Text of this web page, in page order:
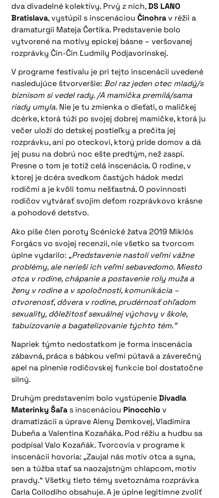
dva divadelné kolektívy. Prvý z nich,DS LANO
Bratislava, vystúpil s inscenáciouČinohrav réžii a
dramaturgii Mateja Čertíka. Predstavenie bolo
vytvorené na motívy epickej básne – veršovanej
rozprávky Čin-Čin Ľudmily Podjavorinskej.
V programe festivalu je pri tejto inscenácii uvedené
nasledujúce štvorveršie:Bol raz jeden otec mladý/s
biznisom si vedel rady. /A mamička premilá/sama
riady umyla. Nie je tu zmienka o dieťati, o maličkej
dcérke, ktorá túži po svojej dobrej mamičke, ktorá ju
večer uloží do detskej postieľky a prečíta jej
rozprávku, ani po oteckovi, ktorý príde domov a dá
jej pusu na dobrú noc ešte predtým, než zaspí.
Presne o tom je totiž celá inscenácia. O rodine, v
ktorej je dcéra svedkom častých hádok medzi
rodičmi a je kvôli tomu nešťastná. O povinnosti
rodičov vytvárať svojim deťom rozprávkovo krásne
a pohodové detstvo.
Ako píše člen poroty Scénické žatva 2019 Miklós
Forgács vo svojej recenzii, nie všetko sa tvorcom
úplne vydarilo: „Predstavenie nastolí veľmi vážne
problémy, ale nerieši ich veľmi sebavedomo. Miesto
otca v rodine, chápanie a postavenie roly muža a
ženy v rodine a v spoločnosti, komunikácia –
otvorenosť, dôvera v rodine, prudérnosť ohľadom
sexuality, dôležitosť sexuálnej výchovy v škole,
tabuizovanie a bagatelizovanie týchto tém.“
Napriek týmto nedostatkom je forma inscenácia
zábavná, práca s bábkou veľmi pútavá a záverečný
apel na plnenie rodičovskej funkcie bol dostatočne
silný.
Druhým predstavením bolo vystúpenieDivadla
Materinky Šaľa s inscenáciou Pinocchio v
dramatizácii a úprave Aleny Demkovej, Vladimíra
Dubeňa a Valentina Kozaňáka. Pod réžiu a hudbu sa
podpísal Valo Kozaňák. Tvorcovia v programe k
inscenácii hovoria: „Zaujal nás motív otca a syna,
sen a túžba stať sa naozajstným chlapcom, motív
pravdy.“ Všetky tieto témy svetoznáma rozprávka
Carla Collodiho obsahuje. A je úplne legitímne zvoliť